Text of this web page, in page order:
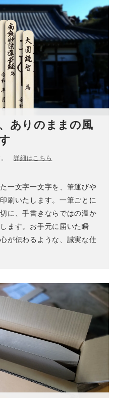
ありのままの風
。詳細はこちら
一文字一文字を、筆運びや
刷いたします。一筆ごとに
に、手書きならではの温か
ます。お手元に届いた瞬
が伝わるような、誠実な仕